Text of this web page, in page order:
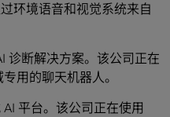
环境语音和视觉系统来自
诊断解决方案。该公司正在
用的聊天机器人。
平台。该公司正在使用